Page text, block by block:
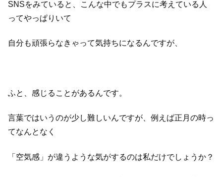
SNSをみていると、こんな中でもプラスに考えている人
ってやっぱりいて
自分も頑張らなきゃって気持ちになるんですが、
ふと、感じることがあるんです。
言葉ではいうのが少し難しいんですが、例えば正月の時っ
てなんとなく
「空気感」が違うような気がするのは私だけでしょうか？